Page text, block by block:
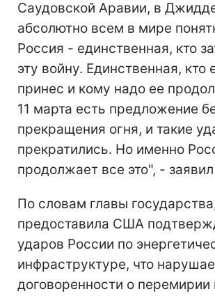
Саудовской Аравии, в
абсолютно всем в мире
Россия - единственная, кто
эту войну. Единственная, кто
принес и кому надо ее
11 марта есть предложение
прекращения огня, и такие
прекратились. Но именно
продолжает все это", -
По словам главы
предоставила США
ударов России по
инфраструктуре, что
договоренности о